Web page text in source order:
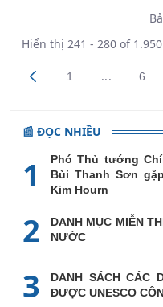
Hiển thị 241 - 280 of
Các trang trên
1 ...Trang6
📰 ĐỌC NHIỀU
1
Phó Thủ tướng
Bùi Thanh Sơn
Kim Hourn
2
DANH MỤC MIỄN
NƯỚC
3
DANH SÁCH CÁC
ĐƯỢC UNESCO